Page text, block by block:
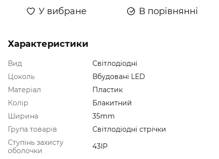
У вибране В порівнянні
Характеристики
Вид
Світлодіодні
Цоколь
Вбудовані LED
Матеріал
Пластик
Колір
Блакитний
Ширина
35mm
Група товарів
Світлодіодні стрічки
Ступінь захисту
оболочки
43IP